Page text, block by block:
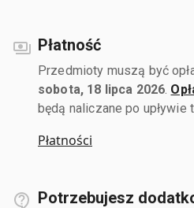
Płatność
Przedmioty muszą być
sobota, 18 lipca 2026
będą naliczane po upływie
Płatności
Potrzebujesz